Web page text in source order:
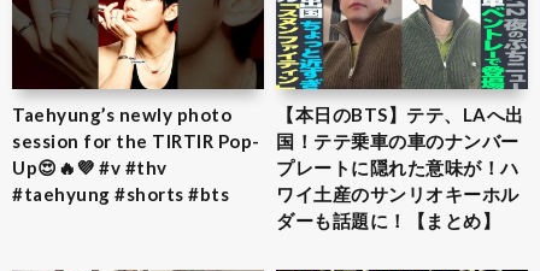
Taehyung’s newly photo
session for the TIRTIR Pop-
Up😍🔥💜 #v #thv
#taehyung #shorts #bts
【本日のBTS】テテ、LAへ出
国！テテ乗車の車のナンバー
プレートに隠れた意味が！ハ
ワイ土産のサンリオキーホル
ダーも話題に！【まとめ】